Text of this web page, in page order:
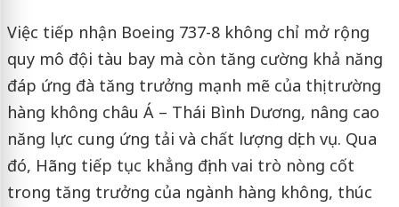
Việc tiếp nhận Boeing 737-8 không chỉ mở rộng
quy mô đội tàu bay mà còn tăng cường khả năng
đáp ứng đà tăng trưởng mạnh mẽ của thị trường
hàng không châu Á – Thái Bình Dương, nâng cao
năng lực cung ứng tải và chất lượng dịch vụ. Qua
đó, Hãng tiếp tục khẳng định vai trò nòng cốt
trong tăng trưởng của ngành hàng không, thúc